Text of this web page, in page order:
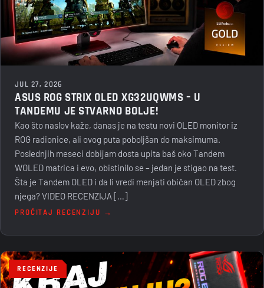
JUL 27, 2026
ASUS ROG STRIX OLED XG32UQWMS – U
TANDEMU JE STVARNO BOLJE!
Kao što naslov kaže, danas je na testu novi OLED monitor iz
ROG radionice, ali ovog puta poboljšan do maksimuma.
Poslednjih meseci dobijam dosta upita baš oko Tandem
WOLED matrica i evo, obistinilo se – jedan je stigao na test.
Šta je Tandem OLED i da li vredi menjati običan OLED zbog
njega? VIDEO RECENZIJA […]
PROČITAJ RECENZIJU →
RECENZIJE